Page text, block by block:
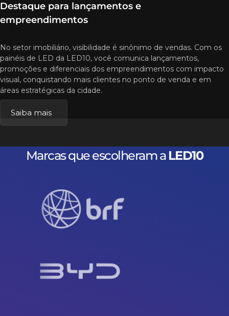
Destaque para lançamentos e
empreendimentos
No setor imobiliário, visibilidade é sinônimo de vendas. Com os
painéis de LED da LED10, você comunica lançamentos,
promoções e diferenciais dos empreendimentos com impacto
visual, conquistando mais clientes no ponto de venda e em
áreas estratégicas da cidade.
Saiba mais
Marcas que escolheram a LED10